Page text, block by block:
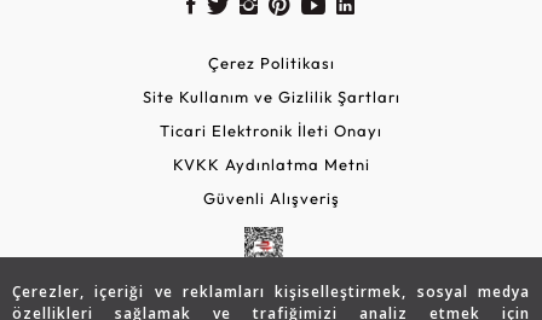
Çerezler, içeriği ve reklamları kişiselleştirmek, sosyal medya
özellikleri sağlamak ve trafiğimizi analiz etmek için
Çerez Politikası
Site Kullanım ve Gizlilik Şartları
Ticari Elektronik İleti Onayı
KVKK Aydınlatma Metni
Güvenli Alışveriş